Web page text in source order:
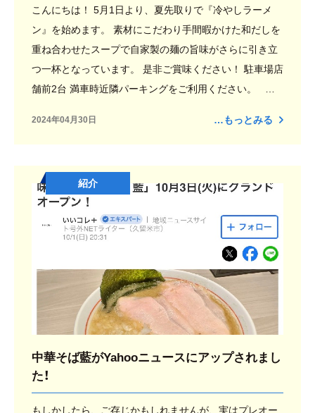
こんにちは！ 5月1日より、夏先取りで『冷やしラーメ
ン』を始めます。 素材にこだわり手間暇かけた和だしを
重ね合わせたスープで自家製の麺の旨味がさらに引き立
つ一杯となっています。 是非ご賞味ください！ 駐車場店
舗前2台 満車時近隣パーキングをご利用ください。 ー
所 久留米市大手町４－２ セキレイマンショ
ン1階 TEL ０９４２－６４－８５９２ ーーーーーー
ーーーーーーーーーー
2024年04月30日 …もっとみる
紹介
中華そば藍がYahooニュースにアップされまし
た！
もしかしたら、ご存じかもしれませんが、実はプレオー